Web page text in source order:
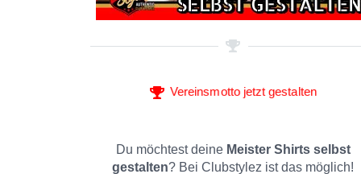
Vereinsmotto jetzt gestalten
Du möchtest deine Meister Shirts selbst
gestalten? Bei Clubstylez ist das möglich!